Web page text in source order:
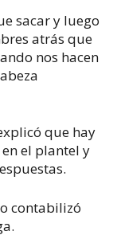
sacar y luego
atrás que
nos hacen
que hay
el plantel y
contabilizó